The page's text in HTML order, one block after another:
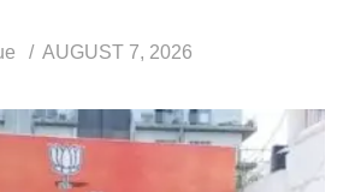
AUGUST 7, 2026